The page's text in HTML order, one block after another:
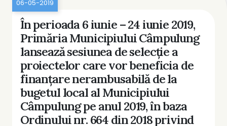
06-05-2019
În perioada 6 iunie – 24 iunie 2019,
Primăria Municipiului Câmpulung
lansează sesiunea de selecție a
proiectelor care vor beneficia de
finanțare nerambusabilă de la
bugetul local al Municipiului
Câmpulung pe anul 2019, în baza
Ordinului nr. 664 din 2018 privind